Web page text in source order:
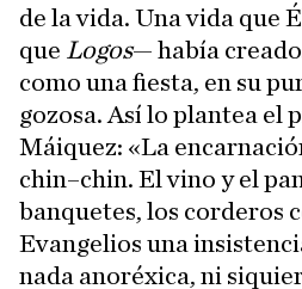
de la vida. Una vida que
que Logos— había
como una fiesta, en su
gozosa. Así lo plantea el
Máiquez: «La
chin–chin. El vino y el
banquetes, los corderos
Evangelios una
nada anoréxica, ni